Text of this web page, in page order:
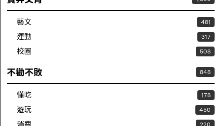
藝文 481
運動 317
校園 508
不勸不敗 848
懂吃 178
遊玩 450